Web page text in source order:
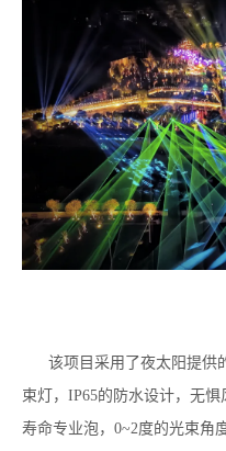
该项目采用了夜太阳提供
束灯，IP65的防水设计，无
寿命专业泡，0~2度的光束角